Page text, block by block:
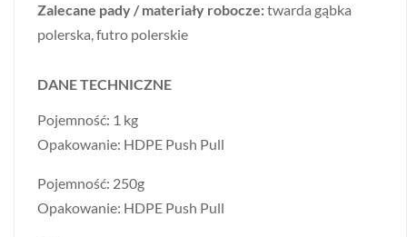
Zalecane pady / materiały robocze:twarda gąbka
polerska, futro polerskie
DANE TECHNICZNE
Pojemność: 1 kg
Opakowanie: HDPE Push Pull
Pojemność: 250g
Opakowanie: HDPE Push Pull